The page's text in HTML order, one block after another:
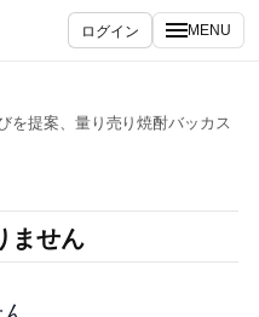
ログイン MENU
を提案、量り売り焼酎バッカス
ません